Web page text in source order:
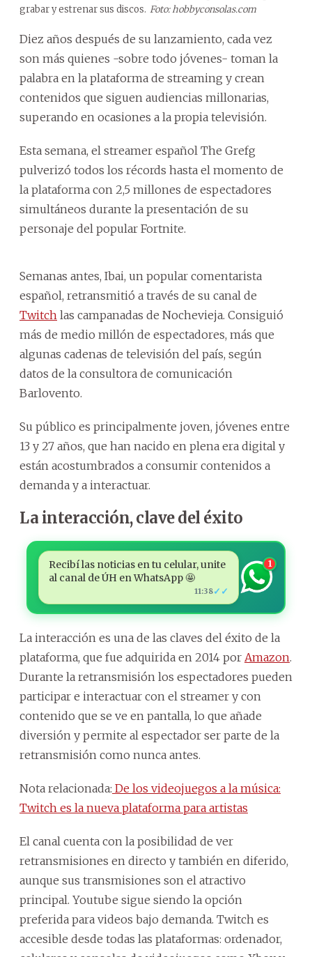
grabar y estrenar sus discos. Foto: hobbyconsolas.com
Diez años después de su lanzamiento, cada vez
son más quienes -sobre todo jóvenes- toman la
palabra en la plataforma de streaming y crean
contenidos que siguen audiencias millonarias,
superando en ocasiones a la propia televisión.
Esta semana, el streamer español The Grefg
pulverizó todos los récords hasta el momento de
la plataforma con 2,5 millones de espectadores
simultáneos durante la presentación de su
personaje del popular Fortnite.
Semanas antes, Ibai, un popular comentarista
español, retransmitió a través de su canal de
Twitch las campanadas de Nochevieja. Consiguió
más de medio millón de espectadores, más que
algunas cadenas de televisión del país, según
datos de la consultora de comunicación
Barlovento.
Su público es principalmente joven, jóvenes entre
13 y 27 años, que han nacido en plena era digital y
están acostumbrados a consumir contenidos a
demanda y a interactuar.
La interacción, clave del éxito
Recibí las noticias en tu celular, unite
al canal de ÚH en WhatsApp 🤩
11:38✓✓
1
La interacción es una de las claves del éxito de la
plataforma, que fue adquirida en 2014 por Amazon.
Durante la retransmisión los espectadores pueden
participar e interactuar con el streamer y con
contenido que se ve en pantalla, lo que añade
diversión y permite al espectador ser parte de la
retransmisión como nunca antes.
Nota relacionada: De los videojuegos a la música:
Twitch es la nueva plataforma para artistas
El canal cuenta con la posibilidad de ver
retransmisiones en directo y también en diferido,
aunque sus transmisiones son el atractivo
principal. Youtube sigue siendo la opción
preferida para videos bajo demanda. Twitch es
accesible desde todas las plataformas: ordenador,